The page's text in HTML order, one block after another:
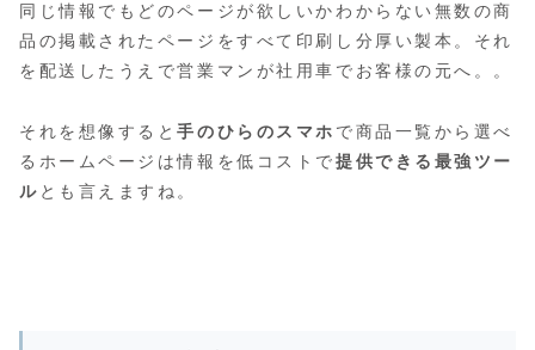
同じ情報でもどのページが欲しいかわからない無数の商
品の掲載されたページをすべて印刷し分厚い製本。それ
を配送したうえで営業マンが社用車でお客様の元へ。。
それを想像すると手のひらのスマホ で商品一覧から選べ
るホームページは情報を低コストで提供できる最強ツー
ル とも言えますね。